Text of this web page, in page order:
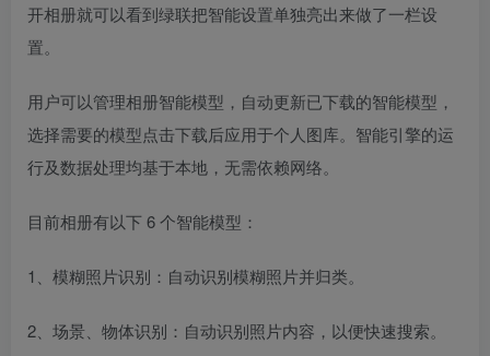
开相册就可以看到绿联把智能设置单独亮出来做了一栏设
置。
用户可以管理相册智能模型，自动更新已下载的智能模型，
选择需要的模型点击下载后应用于个人图库。智能引擎的运
行及数据处理均基于本地，无需依赖网络。
目前相册有以下 6 个智能模型：
1、模糊照片识别：自动识别模糊照片并归类。
2、场景、物体识别：自动识别照片内容，以便快速搜索。